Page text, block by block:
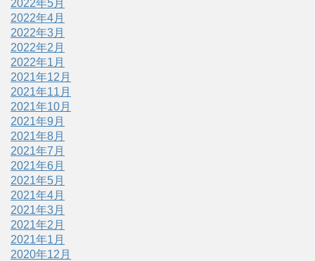
2022年5月
2022年4月
2022年3月
2022年2月
2022年1月
2021年12月
2021年11月
2021年10月
2021年9月
2021年8月
2021年7月
2021年6月
2021年5月
2021年4月
2021年3月
2021年2月
2021年1月
2020年12月